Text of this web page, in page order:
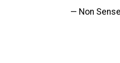
— Non